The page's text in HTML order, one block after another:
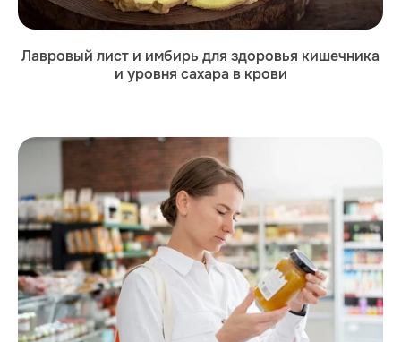
Лавровый лист и имбирь для здоровья кишечника
и уровня сахара в крови